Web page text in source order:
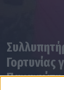
Γορτυνίας